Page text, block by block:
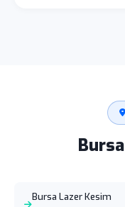
Bursa
Bursa Lazer Kesim